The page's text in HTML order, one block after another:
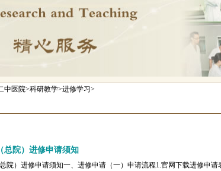
中医院>科研教学>进修学习>
总院）进修申请须知
院）进修申请须知一、进修申请（一）申请流程1.官网下载进修申